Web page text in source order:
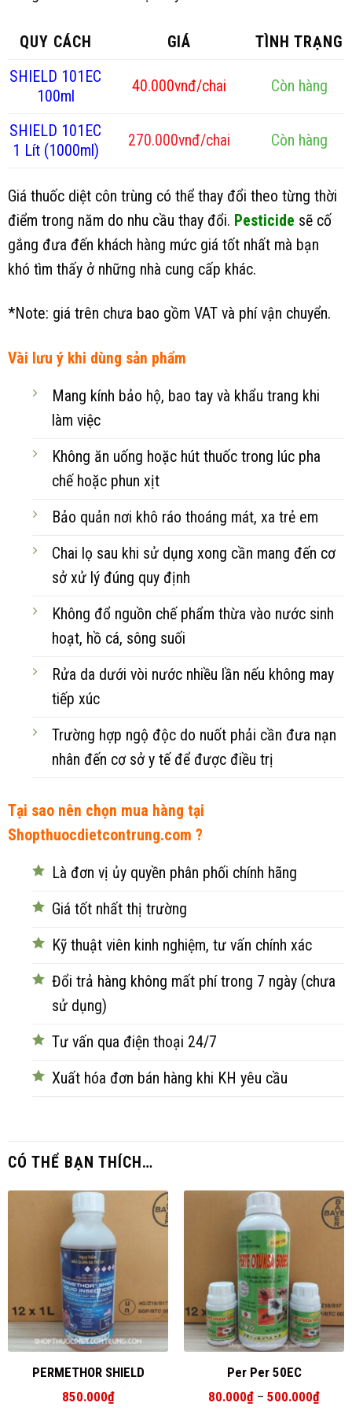
QUY CÁCH GIÁ
TÌNH TRẠNG
SHIELD 101EC
100ml
40.000vnđ/chai Còn hàng
SHIELD 101EC
1 Lít (1000ml)
270.000vnđ/chai Còn hàng
Giá thuốc diệt côn trùng có thể thay đổi theo từng thời
điểm trong năm do nhu cầu thay đổi. Pesticide sẽ cố
gắng đưa đến khách hàng mức giá tốt nhất mà bạn
khó tìm thấy ở những nhà cung cấp khác.
*Note: giá trên chưa bao gồm VAT và phí vận chuyển.
Vài lưu ý khi dùng sản phẩm
Mang kính bảo hộ, bao tay và khẩu trang khi
làm việc
Không ăn uống hoặc hút thuốc trong lúc pha
chế hoặc phun xịt
Bảo quản nơi khô ráo thoáng mát, xa trẻ em
Chai lọ sau khi sử dụng xong cần mang đến cơ
sở xử lý đúng quy định
Không đổ nguồn chế phẩm thừa vào nước sinh
hoạt, hồ cá, sông suối
Rửa da dưới vòi nước nhiều lần nếu không may
tiếp xúc
Trường hợp ngộ độc do nuốt phải cần đưa nạn
nhân đến cơ sở y tế để được điều trị
Tại sao nên chọn mua hàng tại
Shopthuocdietcontrung.com ?
Là đơn vị ủy quyền phân phối chính hãng
Giá tốt nhất thị trường
Kỹ thuật viên kinh nghiệm, tư vấn chính xác
Đổi trả hàng không mất phí trong 7 ngày (chưa
sử dụng)
Tư vấn qua điện thoại 24/7
Xuất hóa đơn bán hàng khi KH yêu cầu
CÓ THỂ BẠN THÍCH…
PERMETHOR SHIELD
850.000₫
Per Per 50EC
80.000₫ – 500.000₫